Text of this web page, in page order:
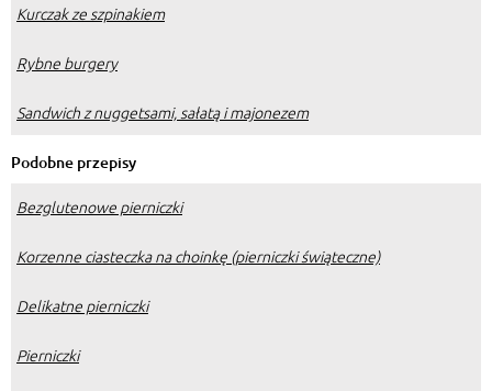
Kurczak ze szpinakiem
Rybne burgery
Sandwich z nuggetsami, sałatą i majonezem
Podobne przepisy
Bezglutenowe pierniczki
Korzenne ciasteczka na choinkę (pierniczki świąteczne)
Delikatne pierniczki
Pierniczki